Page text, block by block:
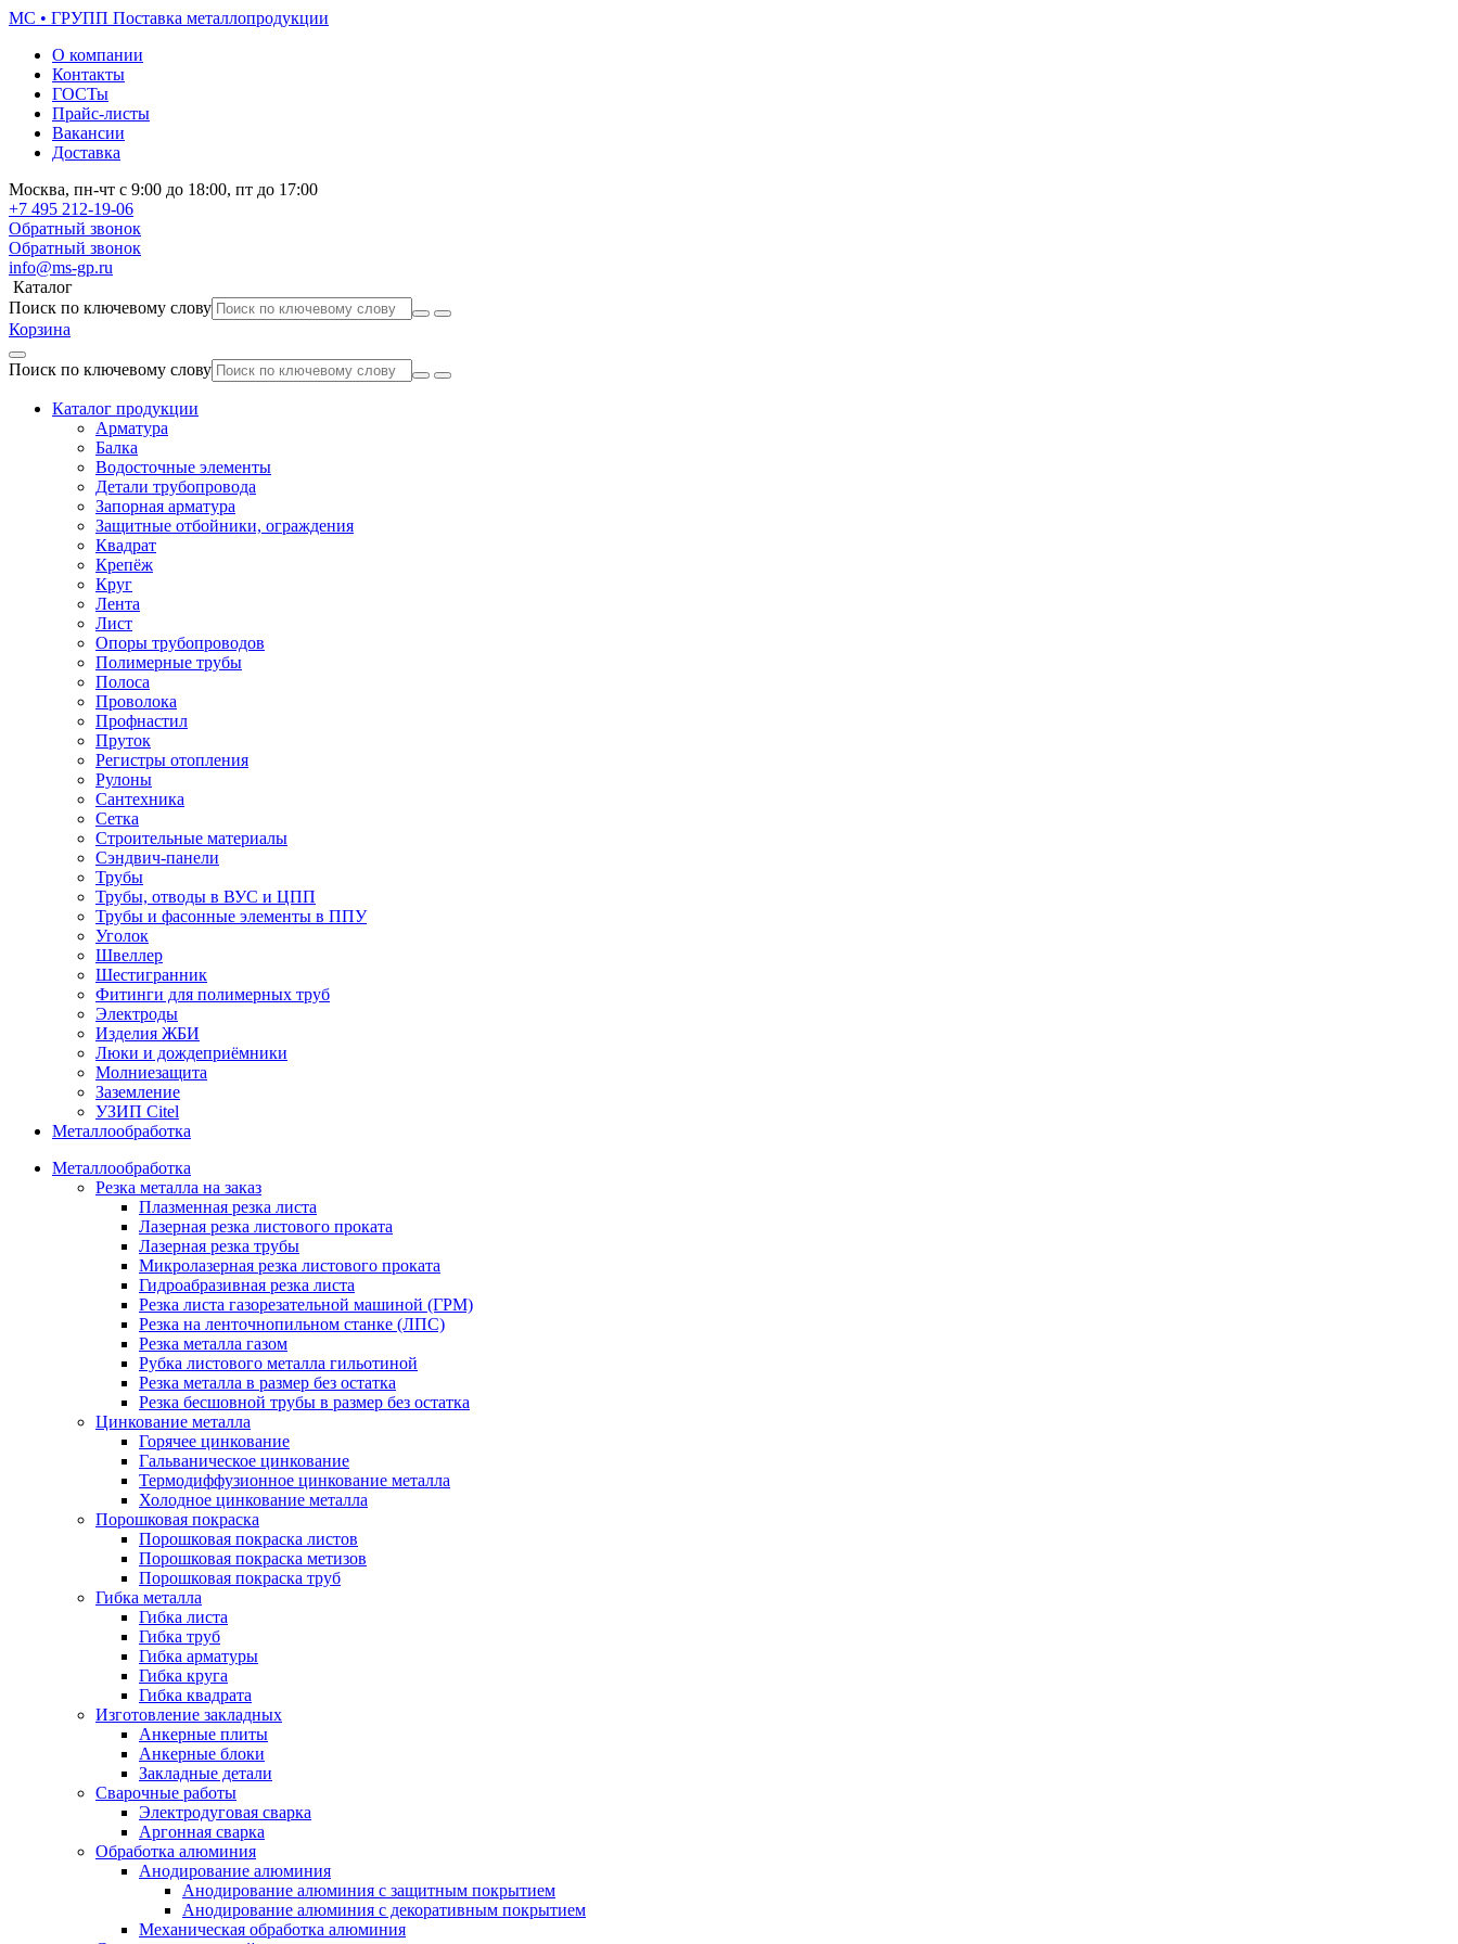
МС • ГРУПП Поставка металлопродукции
О компании
Контакты
ГОСТы
Прайс-листы
Вакансии
Доставка
Москва, пн-чт с 9:00 до 18:00, пт до 17:00
+7 495 212-19-06
Обратный звонок
Обратный звонок
info@ms-gp.ru
Каталог
Поиск по ключевому слову
Корзина
Поиск по ключевому слову
Каталог продукции
Арматура
Балка
Водосточные элементы
Детали трубопровода
Запорная арматура
Защитные отбойники, ограждения
Квадрат
Крепёж
Круг
Лента
Лист
Опоры трубопроводов
Полимерные трубы
Полоса
Проволока
Профнастил
Пруток
Регистры отопления
Рулоны
Сантехника
Сетка
Строительные материалы
Сэндвич-панели
Трубы
Трубы, отводы в ВУС и ЦПП
Трубы и фасонные элементы в ППУ
Уголок
Швеллер
Шестигранник
Фитинги для полимерных труб
Электроды
Изделия ЖБИ
Люки и дождеприёмники
Молниезащита
Заземление
УЗИП Citel
Металлообработка
Металлообработка
Резка металла на заказ
Плазменная резка листа
Лазерная резка листового проката
Лазерная резка трубы
Микролазерная резка листового проката
Гидроабразивная резка листа
Резка листа газорезательной машиной (ГРМ)
Резка на ленточнопильном станке (ЛПС)
Резка металла газом
Рубка листового металла гильотиной
Резка металла в размер без остатка
Резка бесшовной трубы в размер без остатка
Цинкование металла
Горячее цинкование
Гальваническое цинкование
Термодиффузионное цинкование металла
Холодное цинкование металла
Порошковая покраска
Порошковая покраска листов
Порошковая покраска метизов
Порошковая покраска труб
Гибка металла
Гибка листа
Гибка труб
Гибка арматуры
Гибка круга
Гибка квадрата
Изготовление закладных
Анкерные плиты
Анкерные блоки
Закладные детали
Сварочные работы
Электродуговая сварка
Аргонная сварка
Обработка алюминия
Анодирование алюминия
Анодирование алюминия с защитным покрытием
Анодирование алюминия с декоративным покрытием
Механическая обработка алюминия